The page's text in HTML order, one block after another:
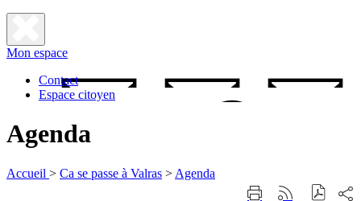
Fermer
la
Mon espace
Contact
Espace citoyen
Agenda
Accueil > Ca se passe à Valras > Agenda
ImprimerGénérer